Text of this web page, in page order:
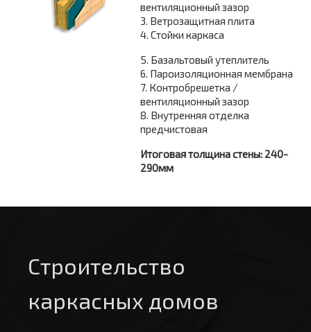
вентиляционный зазор
3. Ветрозащитная плита
4. Стойки каркаса
5. Базальтовый утеплитель
6. Пароизоляционная мембрана
7. Контробрешетка /
вентиляционный зазор
8. Внутренняя отделка
предчистовая
Итоговая толщина стены: 240-
290мм
Строительство
каркасных домов